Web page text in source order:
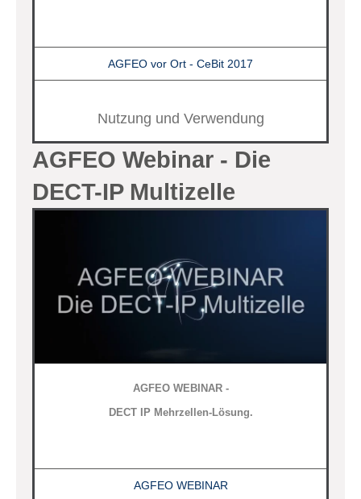
AGFEO vor Ort - CeBit 2017
Nutzung und Verwendung
AGFEO Webinar - Die
DECT-IP Multizelle
AGFEO WEBINAR -
DECT IP Mehrzellen-Lösung.
AGFEO WEBINAR